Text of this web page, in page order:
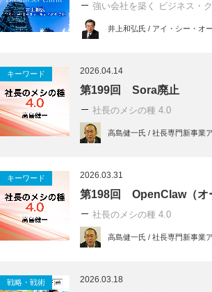
強い会社を築く ビジネス・
井上和弘氏 / アイ・シー・オ
キーワード 2026.04.14
第199回 Sora廃止
社長のメシの種 4.0
高島健一氏 / 社長専門新事業
キーワード 2026.03.31
第198回 OpenClaw（オ
社長のメシの種 4.0
高島健一氏 / 社長専門新事業
戦略・戦術 2026.03.18